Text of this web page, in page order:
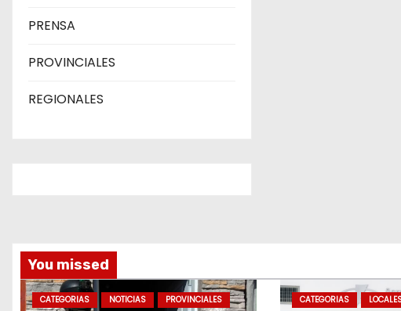
PRENSA
PROVINCIALES
REGIONALES
You missed
CATEGORIAS NOTICIAS PROVINCIALES CATEGORIAS